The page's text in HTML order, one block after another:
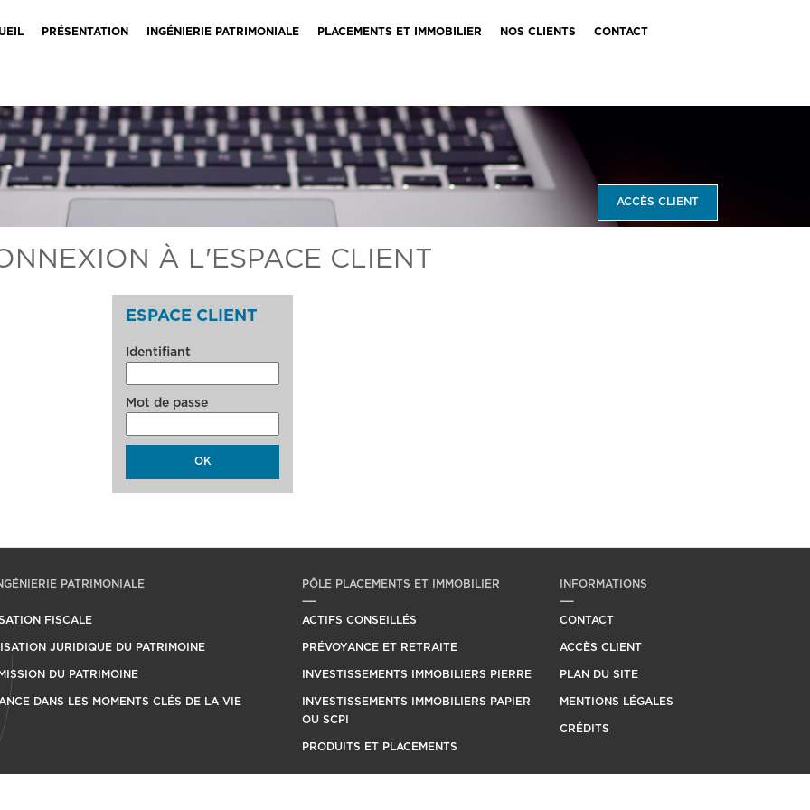
PRÉSENTATION INGÉNIERIE PATRIMONIALE PLACEMENTS ET IMMOBILIER NOS CLIENTS CONTACT
À L'ESPACE CLIENT
ACCÈS CLIENT
ESPACE CLIENT
Identifiant
Mot de passe
PATRIMONIALE
FISCALE
JURIDIQUE DU PATRIMOINE
DU PATRIMOINE
DANS LES MOMENTS CLÉS DE LA VIE
PÔLE PLACEMENTS ET IMMOBILIER
ACTIFS CONSEILLÉS
PRÉVOYANCE ET RETRAITE
INVESTISSEMENTS IMMOBILIERS PIERRE
INVESTISSEMENTS IMMOBILIERS PAPIER
OU SCPI
PRODUITS ET PLACEMENTS
INFORMATIONS
CONTACT
ACCÈS CLIENT
PLAN DU SITE
MENTIONS LÉGALES
CRÉDITS